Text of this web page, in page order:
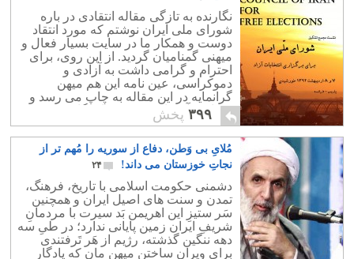
نگارنده به تازگی مقاله انتقادی در باره
شورای ملی ایران نوشتم که مورد انتقاد
دوست و همکار ما در سایت بسیار فعال و
میهنی گمنامیان گردید. از این روی، برای
احترام و گرامی داشت به آزادی و
دموکراسی، عین نامه این هم میهن
گرانمایه در این مقاله به چاپ می رسد و
قضاوت آن را بر عهده خوانندگان محترم
می گذارد.
۳۹۹ پخش
مُلایِ بی وَطن، دفاع از سوریه را مُهم تر از
نجاتِ خوزستان می داند!
۲۴
دشمنی حکومت اسلامی با تاریخ، فرهنگ،
تمدن و سنت های اصیل ایران و همچنین
سَر ستیزِ این اهریمن بَد سیرت با مردمانِ
شریفِ ایران زمین پایانی ندارد؛ در طیِ سه
دهه ننگین گذشته، رژیم از هَر تَرفتندی
برای ویران ساختن میهن مان که یادگارِ